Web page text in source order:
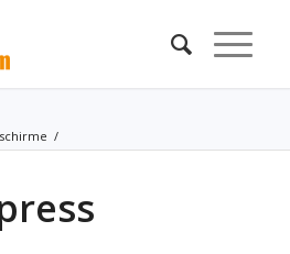
/